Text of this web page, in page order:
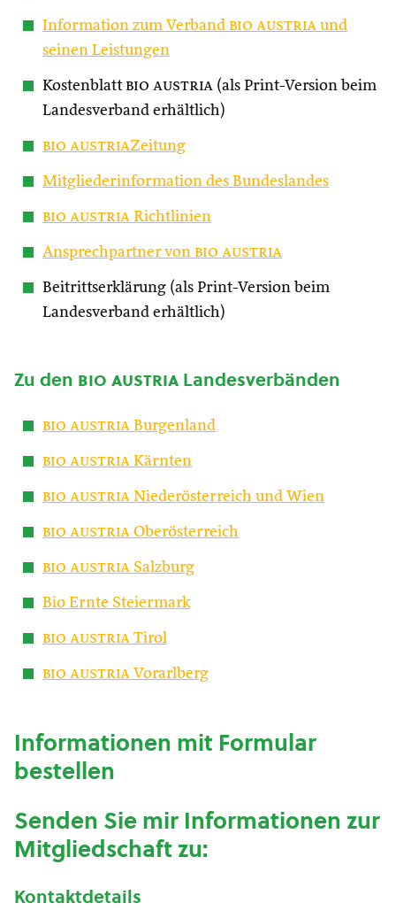
Information zum Verband bio austria und
seinen Leistungen
Kostenblatt bio austria (als Print-Version beim
Landesverband erhältlich)
bio austriaZeitung
Mitgliederinformation des Bundeslandes
bio austria Richtlinien
Ansprechpartner von bio austria
Beitrittserklärung (als Print-Version beim
Landesverband erhältlich)
Zu den bio austria Landesverbänden
bio austria Burgenland
bio austria Kärnten
bio austria Niederösterreich und Wien
bio austria Oberösterreich
bio austria Salzburg
Bio Ernte Steiermark
bio austria Tirol
bio austria Vorarlberg
Informationen mit Formular
bestellen
Senden Sie mir Informationen zur
Mitgliedschaft zu:
Kontaktdetails